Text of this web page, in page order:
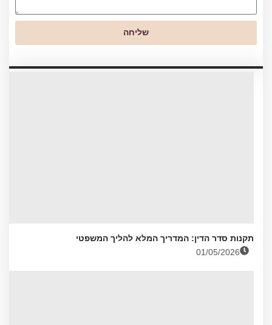
שליחה
תקנות סדר הדין: המדריך המלא להליך המשפטי
01/05/2026